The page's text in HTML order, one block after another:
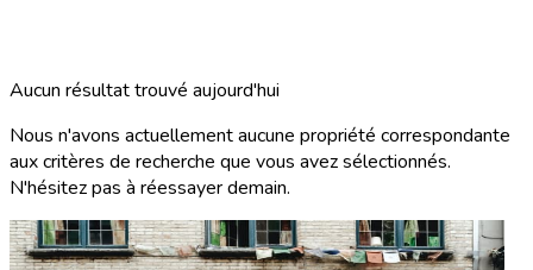
Aucun résultat trouvé aujourd'hui
Nous n'avons actuellement aucune propriété correspondante
aux critères de recherche que vous avez sélectionnés.
N'hésitez pas à réessayer demain.